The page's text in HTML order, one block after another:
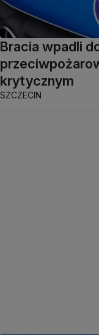
Bracia wpadli
krytycznym
SZCZECIN